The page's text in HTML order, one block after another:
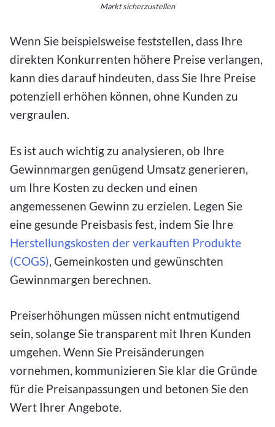
Markt sicherzustellen
Wenn Sie beispielsweise feststellen, dass Ihre
direkten Konkurrenten höhere Preise verlangen,
kann dies darauf hindeuten, dass Sie Ihre Preise
potenziell erhöhen können, ohne Kunden zu
vergraulen.
Es ist auch wichtig zu analysieren, ob Ihre
Gewinnmargen genügend Umsatz generieren,
um Ihre Kosten zu decken und einen
angemessenen Gewinn zu erzielen. Legen Sie
eine gesunde Preisbasis fest, indem Sie Ihre
Herstellungskosten der verkauften Produkte
(COGS), Gemeinkosten und gewünschten
Gewinnmargen berechnen.
Preiserhöhungen müssen nicht entmutigend
sein, solange Sie transparent mit Ihren Kunden
umgehen. Wenn Sie Preisänderungen
vornehmen, kommunizieren Sie klar die Gründe
für die Preisanpassungen und betonen Sie den
Wert Ihrer Angebote.